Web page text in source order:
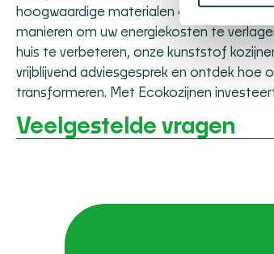
hoogwaardige materialen om kozijnen te
manieren om uw energiekosten te
huis te verbeteren, onze kunststof
vrijblijvend adviesgesprek en ontdek hoe
transformeren. Met Ecokozijnen
Veelgestelde vragen